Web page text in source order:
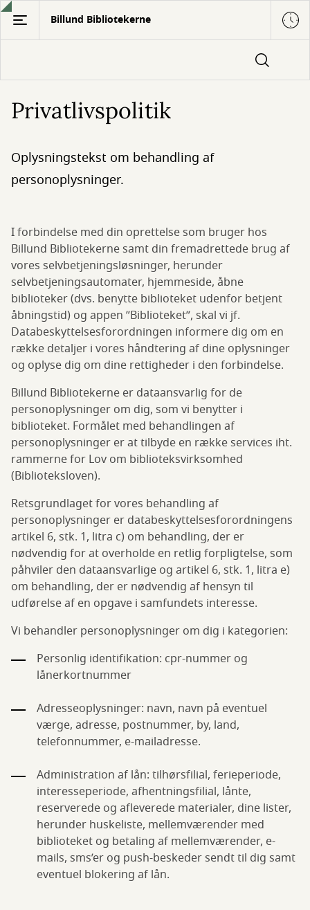
Gå
hovedindhold
Billund Bibliotekerne
Privatlivspolitik
Oplysningstekst om behandling af
personoplysninger.
I forbindelse med din oprettelse som bruger hos
Billund Bibliotekerne samt din fremadrettede brug af
vores selvbetjeningsløsninger, herunder
selvbetjeningsautomater, hjemmeside, åbne
biblioteker (dvs. benytte biblioteket udenfor betjent
åbningstid) og appen ”Biblioteket”, skal vi jf.
Databeskyttelsesforordningen informere dig om en
række detaljer i vores håndtering af dine oplysninger
og oplyse dig om dine rettigheder i den forbindelse.
Billund Bibliotekerne er dataansvarlig for de
personoplysninger om dig, som vi benytter i
biblioteket. Formålet med behandlingen af
personoplysninger er at tilbyde en række services iht.
rammerne for Lov om biblioteksvirksomhed
(Biblioteksloven).
Retsgrundlaget for vores behandling af
personoplysninger er databeskyttelsesforordningens
artikel 6, stk. 1, litra c) om behandling, der er
nødvendig for at overholde en retlig forpligtelse, som
påhviler den dataansvarlige og artikel 6, stk. 1, litra e)
om behandling, der er nødvendig af hensyn til
udførelse af en opgave i samfundets interesse.
Vi behandler personoplysninger om dig i kategorien:
Personlig identifikation: cpr-nummer og
lånerkortnummer
Adresseoplysninger: navn, navn på eventuel
værge, adresse, postnummer, by, land,
telefonnummer, e-mailadresse.
Administration af lån: tilhørsfilial, ferieperiode,
interesseperiode, afhentningsfilial, lånte,
reserverede og afleverede materialer, dine lister,
herunder huskeliste, mellemværender med
biblioteket og betaling af mellemværender, e-
mails, sms’er og push-beskeder sendt til dig samt
eventuel blokering af lån.